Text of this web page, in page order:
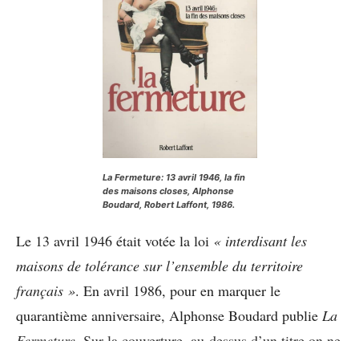
La Fermeture: 13 avril 1946, la fin
des maisons closes, Alphonse
Boudard, Robert Laffont, 1986.
Le 13 avril 1946 était votée la loi « interdisant les
maisons de tolérance sur l’ensemble du territoire
français ». En avril 1986, pour en marquer le
quarantième anniversaire, Alphonse Boudard publie La